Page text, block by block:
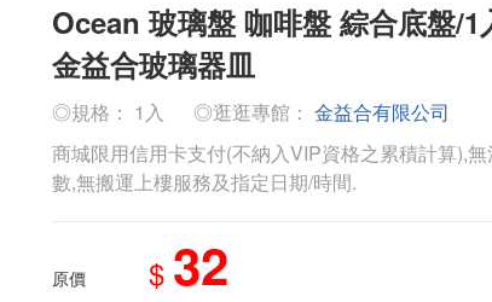
Ocean 玻璃盤 咖啡盤 綜合底盤/
金益合玻璃器皿
◎規格： 1入 ◎逛逛專館： 金益合有限公司
商城限用信用卡支付(不納入VIP資格之累積計算),
數,無搬運上樓服務及指定日期/時間.
原價 $ 32